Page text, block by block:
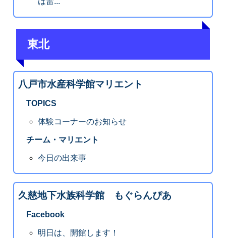
東北
八戸市水産科学館マリエント
TOPICS
体験コーナーのお知らせ
チーム・マリエント
今日の出来事
久慈地下水族科学館 もぐらんぴあ
Facebook
明日は、開館します！